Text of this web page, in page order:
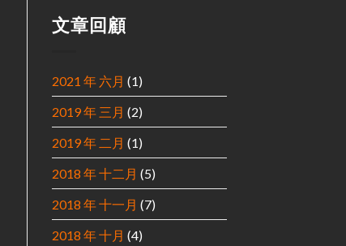
文章回顧
2021 年 六月 (1)
2019 年 三月 (2)
2019 年 二月 (1)
2018 年 十二月 (5)
2018 年 十一月 (7)
2018 年 十月 (4)